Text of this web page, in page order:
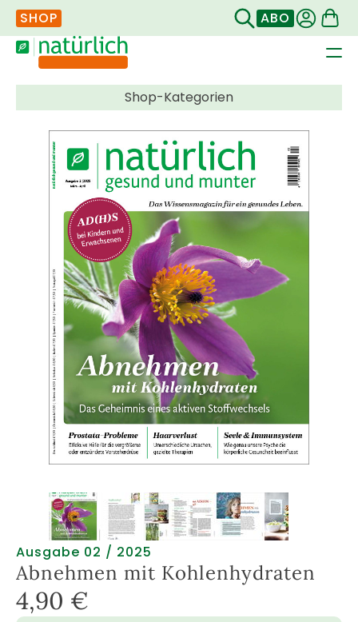
SHOP ABO
Ausgabe 02 / 2025
Abnehmen mit Kohlenhydraten
4,90 €